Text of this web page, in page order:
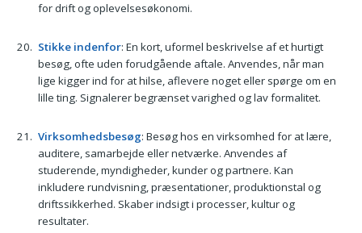
for drift og oplevelsesøkonomi.
Stikke indenfor: En kort, uformel beskrivelse af et hurtigt
besøg, ofte uden forudgående aftale. Anvendes, når man
lige kigger ind for at hilse, aflevere noget eller spørge om en
lille ting. Signalerer begrænset varighed og lav formalitet.
Virksomhedsbesøg: Besøg hos en virksomhed for at lære,
auditere, samarbejde eller netværke. Anvendes af
studerende, myndigheder, kunder og partnere. Kan
inkludere rundvisning, præsentationer, produktionstal og
driftssikkerhed. Skaber indsigt i processer, kultur og
resultater.